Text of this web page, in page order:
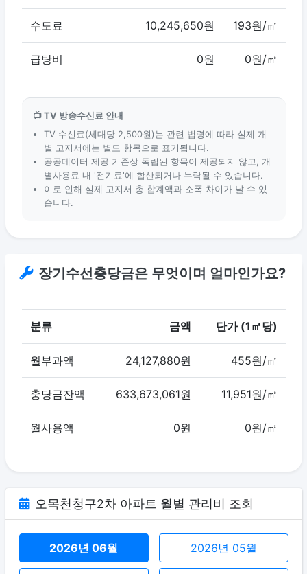
수도료 10,245,650원 193원/㎡
급탕비 0원 0원/㎡
📺 TV 방송수신료 안내
TV 수신료(세대당 2,500원)는 관련 법령에 따라 실제 개
별 고지서에는 별도 항목으로 표기됩니다.
공공데이터 제공 기준상 독립된 항목이 제공되지 않고, 개
별사용료 내 '전기료'에 합산되거나 누락될 수 있습니다.
이로 인해 실제 고지서 총 합계액과 소폭 차이가 날 수 있
습니다.
장기수선충당금은 무엇이며 얼마인가요?
분류 금액 단가 (1㎡당)
월부과액 24,127,880원 455원/㎡
충당금잔액 633,673,061원 11,951원/㎡
월사용액 0원 0원/㎡
오목천청구2차 아파트 월별 관리비 조회
2026년 06월 2026년 05월